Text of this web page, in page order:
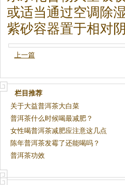
或适当通过空调除
紫砂容器置于相对
上一篇
栏目推荐
关于大益普洱茶大白菜
普洱茶什么时候喝最减肥？
女性喝普洱茶减肥应注意这几点
陈年普洱茶发霉了还能喝吗？
普洱茶功效